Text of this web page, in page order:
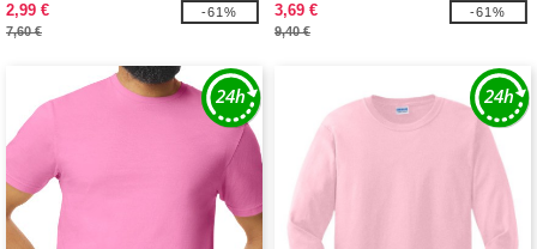
2,99 €
7,60 €
-61%
3,69 €
9,40 €
-61%